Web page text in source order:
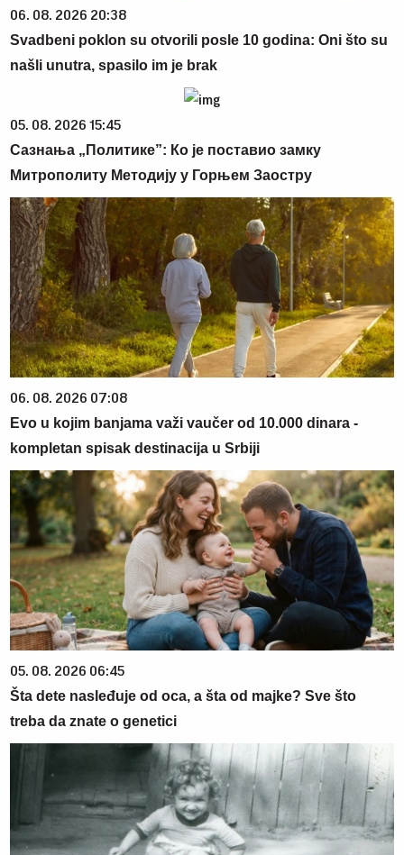
06. 08. 2026 20:38
Svadbeni poklon su otvorili posle 10 godina: Oni što su
našli unutra, spasilo im je brak
05. 08. 2026 15:45
Сазнања „Политике”: Ко је поставио замку
Митрополиту Методију у Горњем Заостру
06. 08. 2026 07:08
Evo u kojim banjama važi vaučer od 10.000 dinara -
kompletan spisak destinacija u Srbiji
05. 08. 2026 06:45
Šta dete nasleđuje od oca, a šta od majke? Sve što
treba da znate o genetici